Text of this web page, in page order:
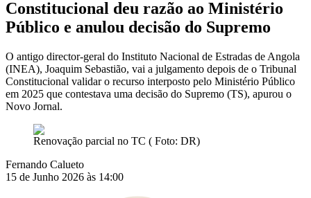
Constitucional deu razão ao Ministério
Público e anulou decisão do Supremo
O antigo director-geral do Instituto Nacional de Estradas de Angola
(INEA), Joaquim Sebastião, vai a julgamento depois de o Tribunal
Constitucional validar o recurso interposto pelo Ministério Público
em 2025 que contestava uma decisão do Supremo (TS), apurou o
Novo Jornal.
Renovação parcial no TC ( Foto: DR)
Fernando Calueto
15 de Junho 2026 às 14:00